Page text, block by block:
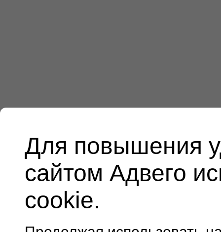
Для повышения
сайтом Адвего
cookie.